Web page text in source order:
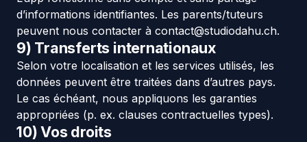
d’informations identifiantes. Les parents/tuteurs
peuvent nous contacter à contact@studiodahu.ch.
9) Transferts internationaux
Selon votre localisation et les services utilisés, les
données peuvent être traitées dans d’autres pays.
Le cas échéant, nous appliquons les garanties
appropriées (p. ex. clauses contractuelles types).
10) Vos droits